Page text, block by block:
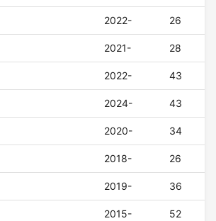
2022- 26
2021- 28
2022- 43
2024- 43
2020- 34
2018- 26
2019- 36
2015- 52